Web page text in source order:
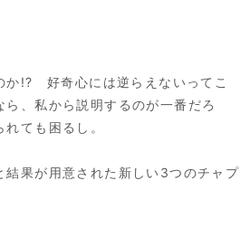
!? 好奇心には逆らえないってこ
ら、私から説明するのが一番だろ
ても困るし。
結果が用意された新しい3つのチャプ